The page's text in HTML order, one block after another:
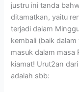
justru ini tanda
ditamatkan, yaitu
terjadi dalam
kembali (baik
masuk dalam masa
kiamat! Urut2an
adalah sbb: